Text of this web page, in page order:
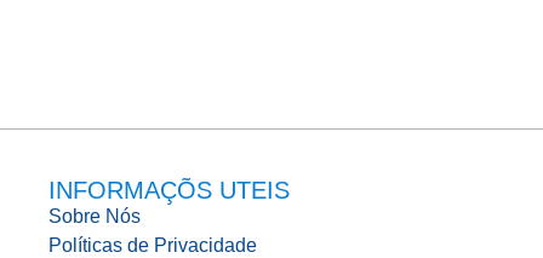
INFORMAÇÕS UTEIS
Sobre Nós
Políticas de Privacidade